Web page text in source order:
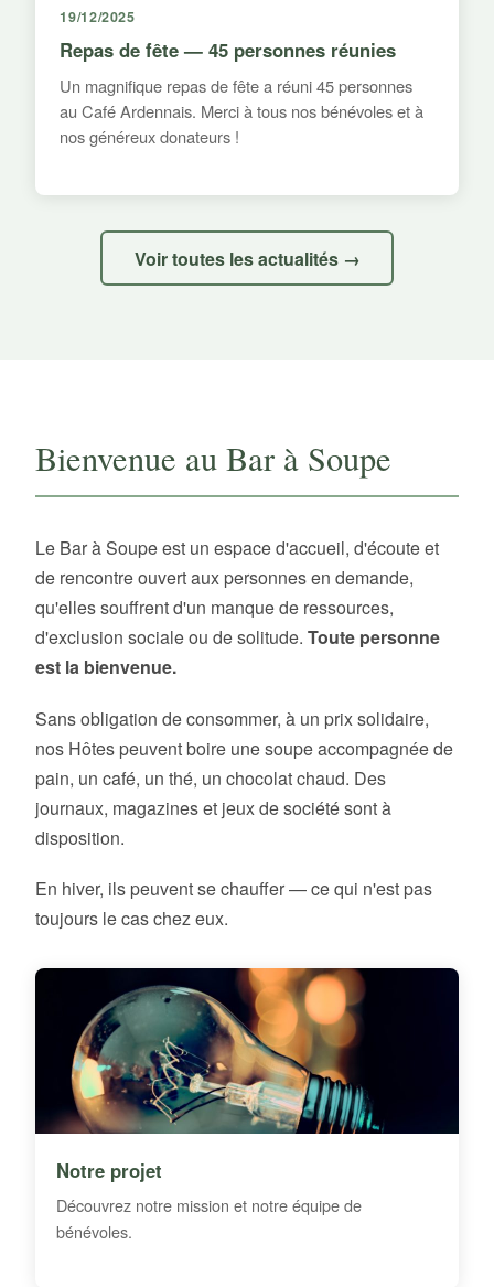
19/12/2025
Repas de fête — 45 personnes réunies
Un magnifique repas de fête a réuni 45 personnes
au Café Ardennais. Merci à tous nos bénévoles et à
nos généreux donateurs !
Voir toutes les actualités →
Bienvenue au Bar à Soupe
Le Bar à Soupe est un espace d'accueil, d'écoute et
de rencontre ouvert aux personnes en demande,
qu'elles souffrent d'un manque de ressources,
d'exclusion sociale ou de solitude. Toute personne
est la bienvenue.
Sans obligation de consommer, à un prix solidaire,
nos Hôtes peuvent boire une soupe accompagnée de
pain, un café, un thé, un chocolat chaud. Des
journaux, magazines et jeux de société sont à
disposition.
En hiver, ils peuvent se chauffer — ce qui n'est pas
toujours le cas chez eux.
Notre projet
Découvrez notre mission et notre équipe de
bénévoles.